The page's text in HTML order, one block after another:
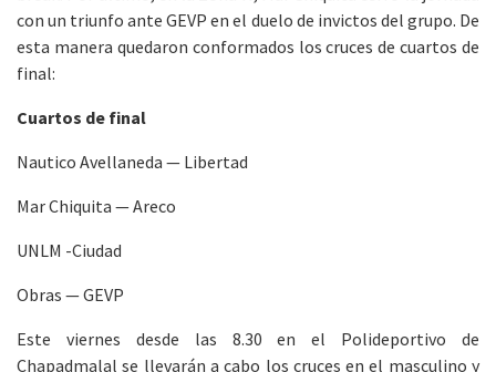
con un triunfo ante GEVP en el duelo de invictos del grupo. De
esta manera quedaron conformados los cruces de cuartos de
final:
Cuartos de final
Nautico Avellaneda — Libertad
Mar Chiquita — Areco
UNLM -Ciudad
Obras — GEVP
Este viernes desde las 8.30 en el Polideportivo de
Chapadmalal se llevarán a cabo los cruces en el masculino y